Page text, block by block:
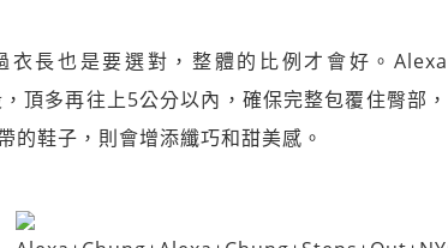
長也是要選對，整體的比例才會好。Alexa
頂多再往上5公分以內，確保完整包覆住臀部，
的鞋子，則會增添纖巧和甜美感。